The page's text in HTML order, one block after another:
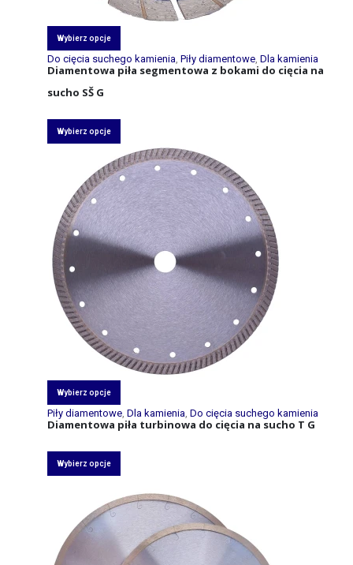
Wybierz opcje
Do cięcia suchego kamienia Piły diamentowe, Dla kamienia
Diamentowa piła segmentowa z bokami do cięcia na
sucho SŠ G
Wybierz opcje
Wybierz opcje
Piły diamentowe, Dla kamienia Do cięcia suchego kamienia
Diamentowa piła turbinowa do cięcia na sucho T G
Wybierz opcje